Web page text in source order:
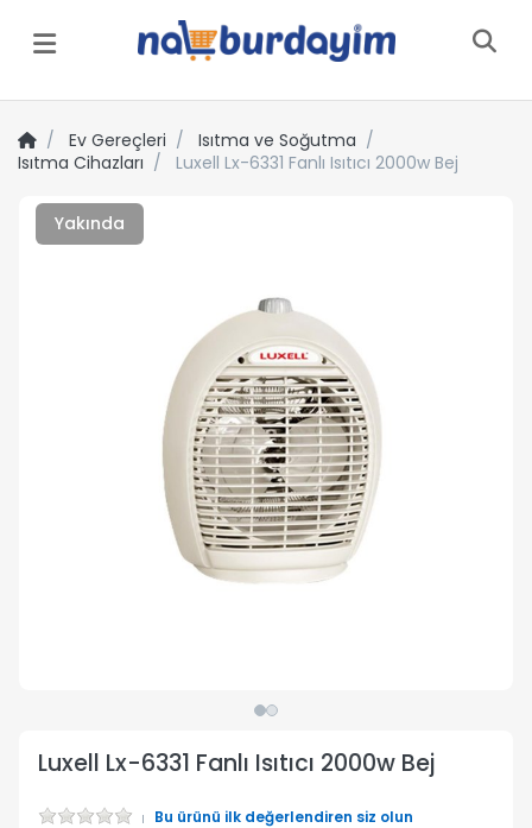
Menü
Ev Gereçleri
Isıtma ve Soğutma
Isıtma Cihazları
Luxell Lx-6331 Fanlı Isıtıcı 2000w Bej
Yakında
Luxell Lx-6331 Fanlı Isıtıcı 2000w Bej
Bu ürünü ilk değerlendiren siz olun